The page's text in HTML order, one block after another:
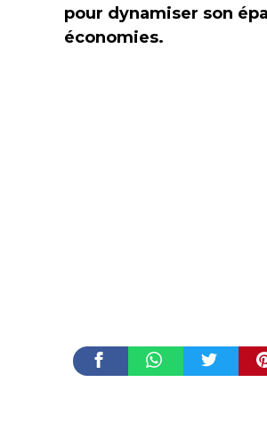
pour dynamiser son
économies.